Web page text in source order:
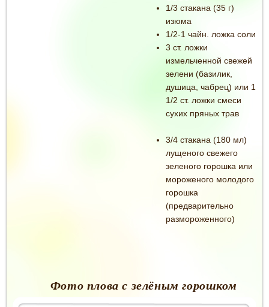
1/3 стакана (35 г)
изюма
1/2-1 чайн. ложка соли
3 ст. ложки
измельченной свежей
зелени (базилик,
душица, чабрец) или 1
1/2 ст. ложки смеси
сухих пряных трав
3/4 стакана (180 мл)
лущеного свежего
зеленого горошка или
мороженого молодого
горошка
(предварительно
размороженного)
Фото плова с зелёным горошком